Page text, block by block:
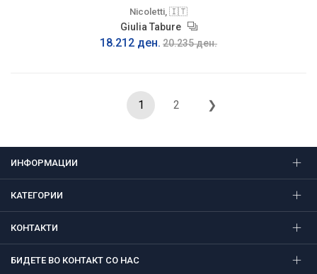
Nicoletti, 🇮🇹
Giulia Tabure
18.212 ден. 20.235 ден.
1 2 ❯
ИНФОРМАЦИИ
КАТЕГОРИИ
КОНТАКТИ
БИДЕТЕ ВО КОНТАКТ СО НАС